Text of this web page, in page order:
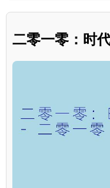
二零一零：时